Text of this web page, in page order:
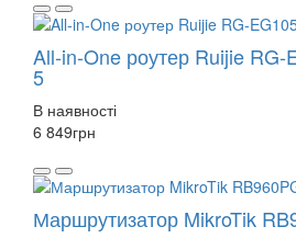
All-in-One роутер Ruijie RG-
5
В наявності
6 849грн
Маршрутизатор MikroTik